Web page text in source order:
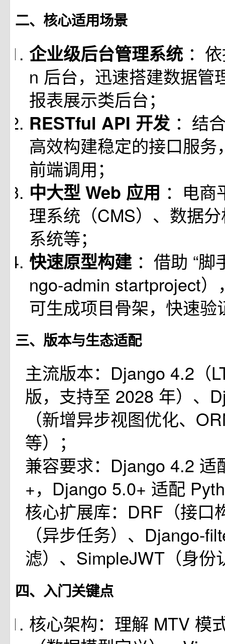
二、核心适用场景
企业级后台管理系统 ：
n 后台，迅速搭建数据管
报表展示类后台；
RESTful API 开发 ：结
高效构建稳定的接口服务
前端调用；
中大型 Web 应用 ：电商
理系统（CMS）、数据
系统等；
快速原型构建 ：借助 “脚
ngo-admin startproject）
可生成项目骨架，快速验
三、版本与生态适配
主流版本：Django 4.2（
版，支持至 2028 年）、
（新增异步视图优化、
等）；
兼容要求：Django 4.2 适
+，Django 5.0+ 适配
核心扩展库：DRF（接口
（异步任务）、Django-
滤）、SimpleJWT（身份
四、入门关键点
核心架构：理解 MTV 模